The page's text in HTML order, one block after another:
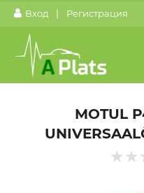
Вход | Регистрация
MOTUL